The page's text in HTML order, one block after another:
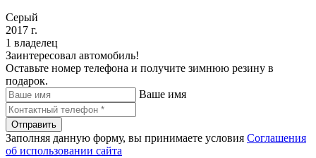
Серый
2017 г.
1 владелец
Заинтересовал автомобиль!
Оставьте номер телефона и получите зимнюю резину в
подарок.
Ваше имя
Отправить
Заполняя данную форму, вы принимаете условия Соглашения
об использовании сайта